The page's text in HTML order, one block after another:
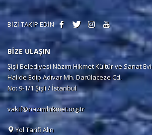
BİZİ TAKİP EDİN
BİZE ULAŞIN
Şişli Belediyesi Nâzım Hikmet Kültür ve Sanat Evi
Halide Edip Adıvar Mh. Darülaceze Cd.
No: 9-1/1 Şişli / İstanbul
vakif@nazimhikmet.org.tr
Yol Tarifi Alın